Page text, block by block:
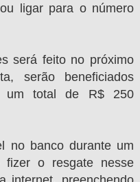
ligar para o número
será feito no próximo
serão beneficiados
um total de R$ 250
no banco durante um
o resgate nesse